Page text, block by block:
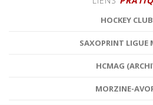
HOCKEY
SAXOPRINT LIGUE
HCMAG
MORZINE-